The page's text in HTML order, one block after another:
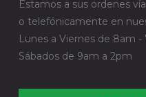
Estamos a sus ordenes
o telefónicamente en
Lunes a Viernes de 8am -
Sábados de 9am a 2pm